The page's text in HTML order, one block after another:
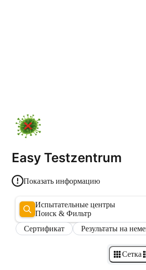
Easy Testzentrum
Показать информацию
Испытательные центры
Поиск & Фильтр
Сертификат
Результаты на
Сетка